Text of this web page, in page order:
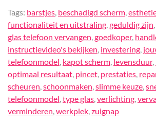
Tags: barstjes, beschadigd scherm,
functionaliteit en uitstraling,geduldig zijn,
glas telefoon vervangen,goedkoper,
instructievideo's bekijken, investering,
telefoonmodel, kapot scherm, levensduur,
optimaal resultaat, pincet, prestaties,
scheuren,schoonmaken,slimme keuze,
telefoonmodel,type glas,verlichting,
verminderen,werkplek,zuignap